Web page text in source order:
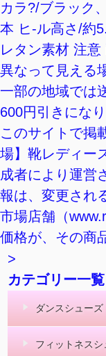
カラ?/ブラック
本 ヒ-ル高さ/約
レタン素材 注
異なって見える
一部の地域では
600円引きになり
このサイトで掲
場】靴レディー
成者により運営
報は、変更され
市場店舗（
価格が、その商
>
カテゴリー一覧
ダンスシューズ
フィットネスシ